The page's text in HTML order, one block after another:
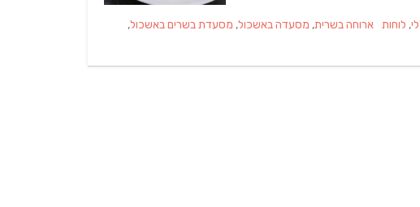
, לוחות Tags
ארוחה בשרית, מסעדה באשכול, מסעדת בשרים באשכול,